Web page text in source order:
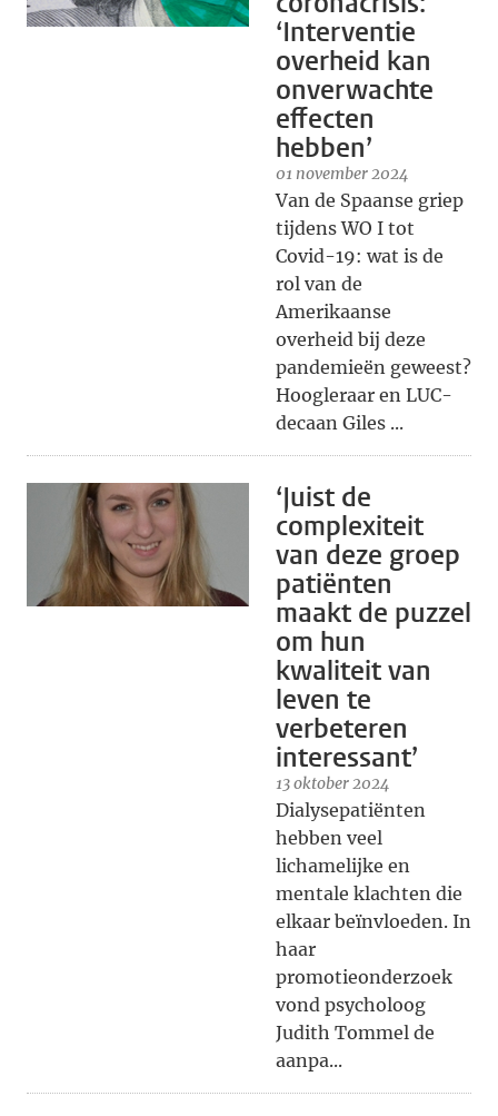
‘Interventie
overheid kan
onverwachte
effecten
hebben’
01 november 2024
Van de Spaanse griep
tijdens WO I tot
Covid-19: wat is de
rol van de
Amerikaanse
overheid bij deze
pandemieën geweest?
Hoogleraar en LUC-
decaan Giles ...
‘Juist de
complexiteit
van deze groep
patiënten
maakt de puzzel
om hun
kwaliteit van
leven te
verbeteren
interessant’
13 oktober 2024
Dialysepatiënten
hebben veel
lichamelijke en
mentale klachten die
elkaar beïnvloeden. In
haar
promotieonderzoek
vond psycholoog
Judith Tommel de
aanpa...